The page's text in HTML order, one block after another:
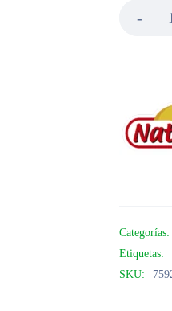
Categorías:
Etiquetas:
SKU: